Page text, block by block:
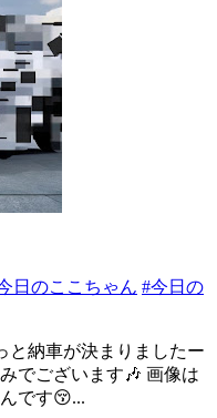
日のここちゃん #今日の
と納車が決まりましたー
でございます🎶 画像は
です😚...